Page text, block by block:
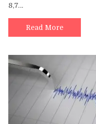
8,7…
Read More